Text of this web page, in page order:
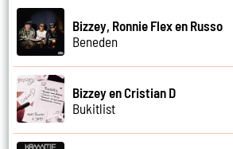
Bizzey, Ronnie Flex en Russo
Beneden
Bizzey en Cristian D
Bukitlist